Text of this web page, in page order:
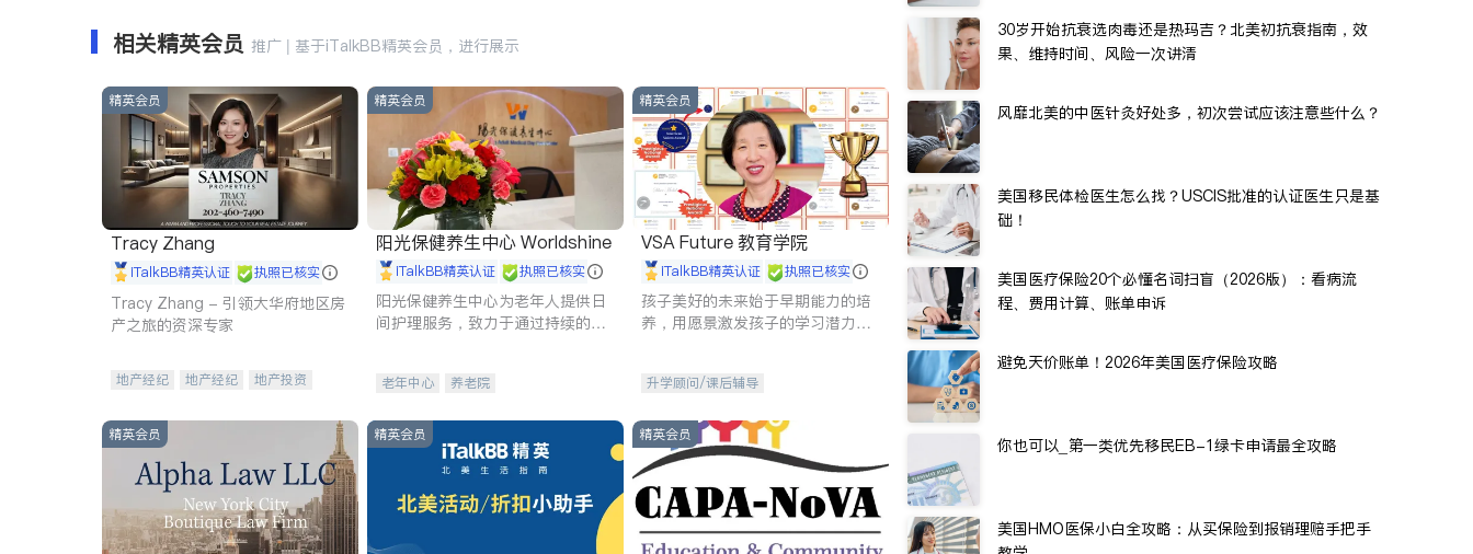
相关精英会员 推广 | 基于iTalkBB精英会员，进行展示
精英会员
Tracy Zhang
iTalkBB精英认证 执照已核实
Tracy Zhang - 引领大华府地区房
产之旅的资深专家
地产经纪 地产经纪
地产投资
精英会员
阳光保健养生中心 Worldshine
iTalkBB精英认证 执照已核实
阳光保健养生中心为老年人提供日
间护理服务，致力于通过持续的护
老年中心 养老院
精英会员
VSA Future 教育学院
iTalkBB精英认证 执照已核实
孩子美好的未来始于早期能力的培
养，用愿景激发孩子的学习潜力和
升学顾问/课后辅导
精英会员 精英会员 精英会员
30岁开始抗衰选肉毒还是热玛吉？北美初抗衰指南，效
果、维持时间、风险一次讲清
风靡北美的中医针灸好处多，初次尝试应该注意些什么？
美国移民体检医生怎么找？USCIS批准的认证医生只是基
础！
美国医疗保险20个必懂名词扫盲（2026版）：看病流
程、费用计算、账单申诉
避免天价账单！2026年美国医疗保险攻略
你也可以_第一类优先移民EB-1绿卡申请最全攻略
美国HMO医保小白全攻略：从买保险到报销理赔手把手